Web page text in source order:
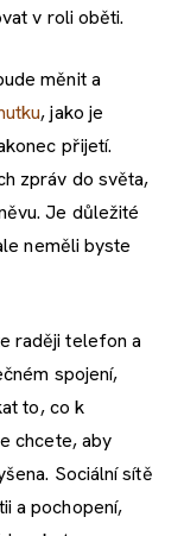
v roli oběti.
měnit a
, jako je
přijetí.
zpráv do světa,
Je důležité
neměli byste
raději telefon a
spojení,
to, co k
chcete, aby
Sociální sítě
a pochopení,